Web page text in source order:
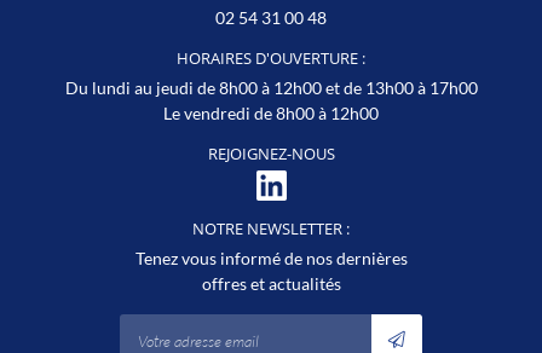
iatst@wanadoo.fr 02 54 31 00 48
02 54 31 00 48
HORAIRES D'OUVERTURE :
Du lundi au jeudi de 8h00 à 12h00 et de 13h00 à 17h00
Le vendredi de 8h00 à 12h00
REJOIGNEZ-NOUS
NOTRE NEWSLETTER :
Tenez vous informé de nos dernières
offres et actualités